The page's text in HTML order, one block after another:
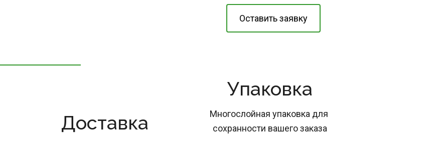
Оставить заявку
Доставка
Упаковка
Многослойная упаковка для
сохранности вашего заказа